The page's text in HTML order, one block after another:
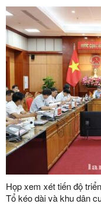
Họp xem xét tiến độ
Tổ kéo dài và khu dân